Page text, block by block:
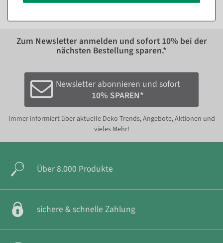
Zum Newsletter anmelden und sofort 10% bei der
nächsten Bestellung sparen.*
Newsletter abonnieren und sofort
10% SPAREN*
Immer informiert über aktuelle Deko-Trends, Angebote, Aktionen und
vieles Mehr!
Über 8.000 Produkte
sichere & schnelle Zahlung